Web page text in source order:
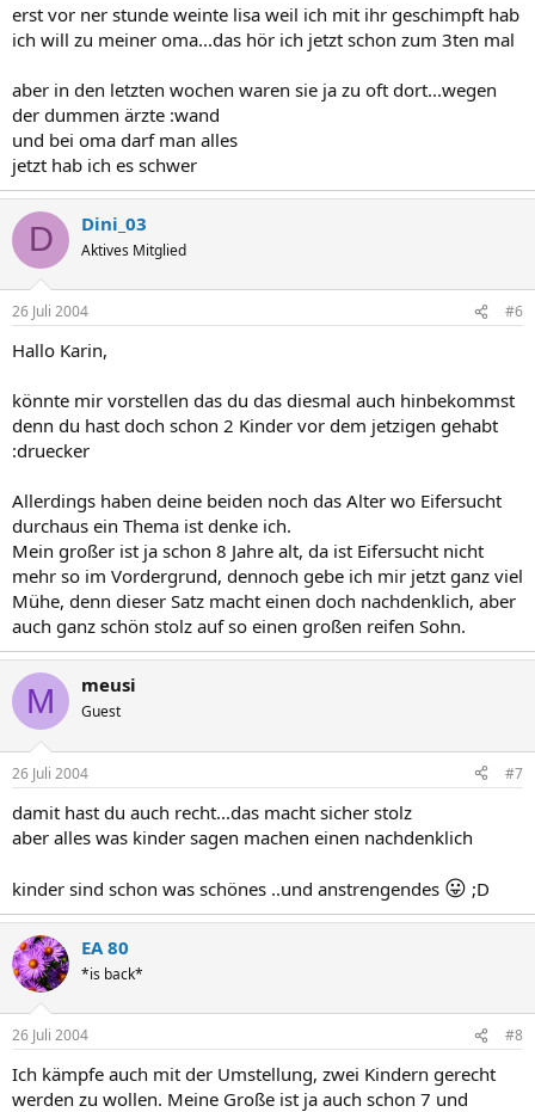
erst vor ner stunde weinte lisa weil ich mit ihr geschimpft hab
ich will zu meiner oma...das hör ich jetzt schon zum 3ten mal
aber in den letzten wochen waren sie ja zu oft dort...wegen
der dummen ärzte :wand
und bei oma darf man alles
jetzt hab ich es schwer
D Dini_03
Aktives Mitglied
26 Juli 2004 #6
Hallo Karin,
könnte mir vorstellen das du das diesmal auch hinbekommst
denn du hast doch schon 2 Kinder vor dem jetzigen gehabt
:druecker
Allerdings haben deine beiden noch das Alter wo Eifersucht
durchaus ein Thema ist denke ich.
Mein großer ist ja schon 8 Jahre alt, da ist Eifersucht nicht
mehr so im Vordergrund, dennoch gebe ich mir jetzt ganz viel
Mühe, denn dieser Satz macht einen doch nachdenklich, aber
auch ganz schön stolz auf so einen großen reifen Sohn.
M meusi
Guest
26 Juli 2004 #7
damit hast du auch recht...das macht sicher stolz
aber alles was kinder sagen machen einen nachdenklich
kinder sind schon was schönes ..und anstrengendes 😛 ;D
EA 80
*is back*
26 Juli 2004 #8
Ich kämpfe auch mit der Umstellung, zwei Kindern gerecht
werden zu wollen. Meine Große ist ja auch schon 7 und